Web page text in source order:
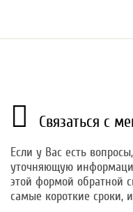
Связаться с
Если у Вас есть
уточняющую
этой формой обратной
самые короткие сроки,